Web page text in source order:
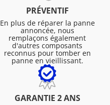
PRÉVENTIF
En plus de réparer la panne
annoncée, nous
remplaçons également
d'autres composants
reconnus pour tomber en
panne en vieillissant.
GARANTIE 2 ANS